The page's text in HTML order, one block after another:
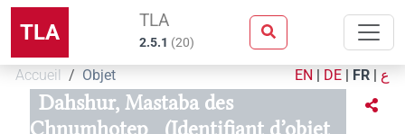
TLA TLA
2.5.1 (20)
Accueil Objet EN | DE | FR | ع
Dahshur, Mastaba des
Chnumhotep
(Identifiant d’objet